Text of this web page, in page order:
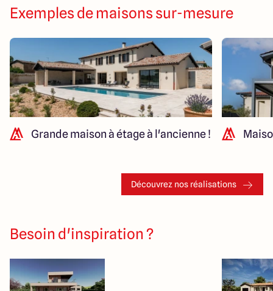
Exemples de maisons sur-mesure
Grande maison à étage à l'ancienne !
Découvrez nos réalisations
Besoin d'inspiration ?